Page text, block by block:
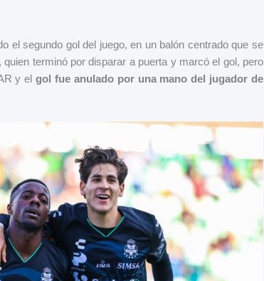
el segundo gol del juego, en un balón centrado que se
quien terminó por disparar a puerta y marcó el gol, pero
y elgol fue anulado por una mano del jugador de